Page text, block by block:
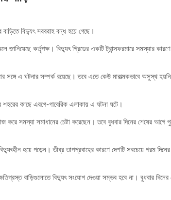
বাড়িতে বিদ্যুৎ সরবরাহ বন্ধ হয়ে গেছে।
কর্তৃপক্ষ। বিদ্যুৎ গ্রিডের একটি ট্রান্সফরমারে সমস্যার
সঙ্গে এ ঘটনার সম্পর্ক রয়েছে। তবে এতে কেউ মারাত্মকভাবে অসুস্থ
শহরের কাছে এরগে-গাবেরিক এলাকায় এ ঘটনা ঘটে।
করে সমস্যা সমাধানের চেষ্টা করেছেন। তবে বুধবার দিনের শেষের আগে
হয়ে পড়েন। তীব্র তাপপ্রবাহের কারণে দেশটি সবচেয়ে গরম
বাড়িগুলোতে বিদ্যুৎ সংযোগ দেওয়া সম্ভব হবে না। বুধবার দিনের